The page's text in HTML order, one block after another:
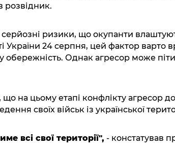
розвідник.
ризики, що окупанти
України 24 серпня, цей фактор варто
обережність. Однак агресор може піти
на цьому етапі конфлікту агресор
своїх військ із української
всі свої території", - констатував